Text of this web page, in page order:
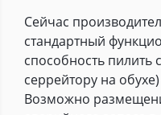
Сейчас
стандартный
способность пилить
серрейтору на
Возможно